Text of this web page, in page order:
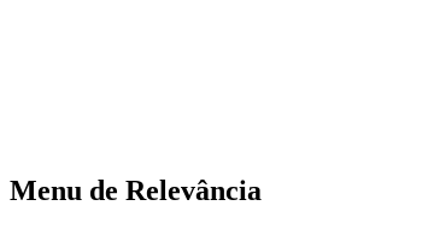
Menu de Relevância